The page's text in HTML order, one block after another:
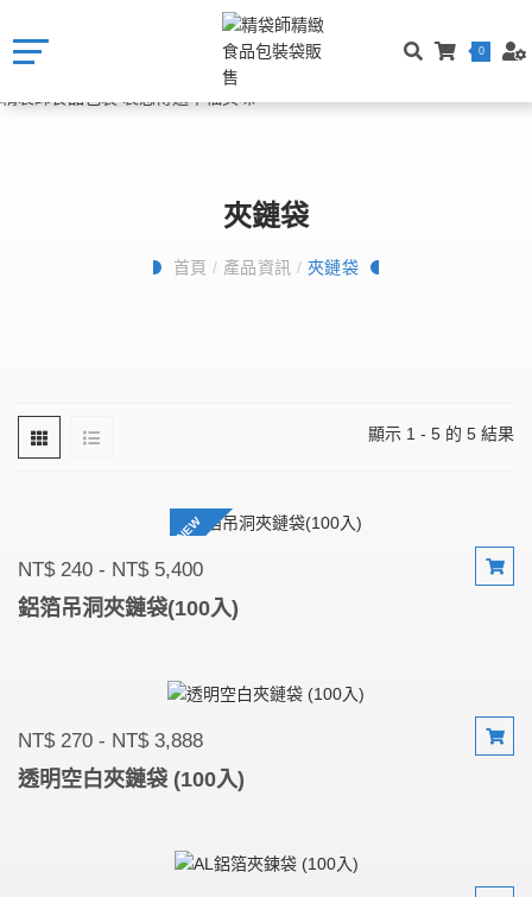
0
夾鏈袋
首頁 / 產品資訊/ 夾鏈袋
顯示 1 - 5 的 5 結果
NEW
NT$ 240 - NT$ 5,400
鋁箔吊洞夾鏈袋(100入)
NT$ 270 - NT$ 3,888
透明空白夾鏈袋 (100入)